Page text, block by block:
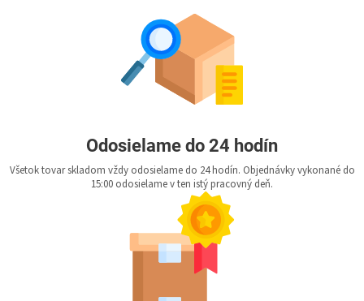
Odosielame do 24 hodín
Všetok tovar skladom vždy odosielame do 24 hodín. Objednávky vykonané do
15:00 odosielame v ten istý pracovný deň.